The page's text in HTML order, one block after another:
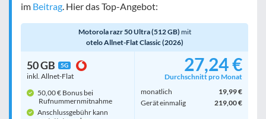
Filter zurücksetzen
im Beitrag. Hier das Top-Angebot:
Motorola razr 50 Ultra (512 GB) mit
otelo Allnet-Flat Classic (2026)
50 GB 5G
inkl. Allnet-Flat
50,00 € Bonus bei
Rufnummern­mitnahme
Anschlussgebühr kann
27,24 €
Durchschnitt pro Monat
monatlich
19,99 €
Gerät einmalig
219,00 €